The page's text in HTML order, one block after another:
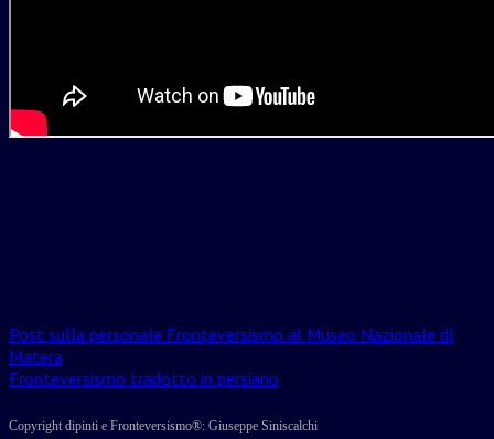
Post
navigation
Post sulla personale Fronteversismo al Museo Nazionale dì
Matera
Fronteversismo tradotto in persiano
Copyright dipinti e Fronteversismo®: Giuseppe Siniscalchi